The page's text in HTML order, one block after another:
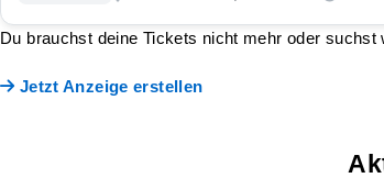
Du brauchst deine Tickets nicht mehr oder suchst
Jetzt Anzeige erstellen